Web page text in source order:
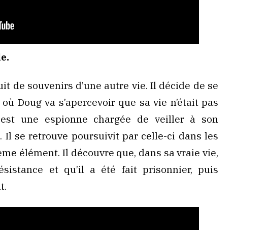
de souvenirs d’une autre vie. Il décide de se
Doug va s’apercevoir que sa vie n’était pas
une espionne chargée de veiller à son
Il se retrouve poursuivit par celle-ci dans les
élément. Il découvre que, dans sa vraie vie,
et qu’il a été fait prisonnier, puis